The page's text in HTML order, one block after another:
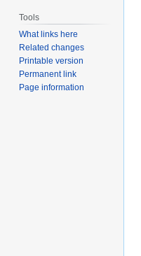
Tools
What links here
Related changes
Printable version
Permanent link
Page information